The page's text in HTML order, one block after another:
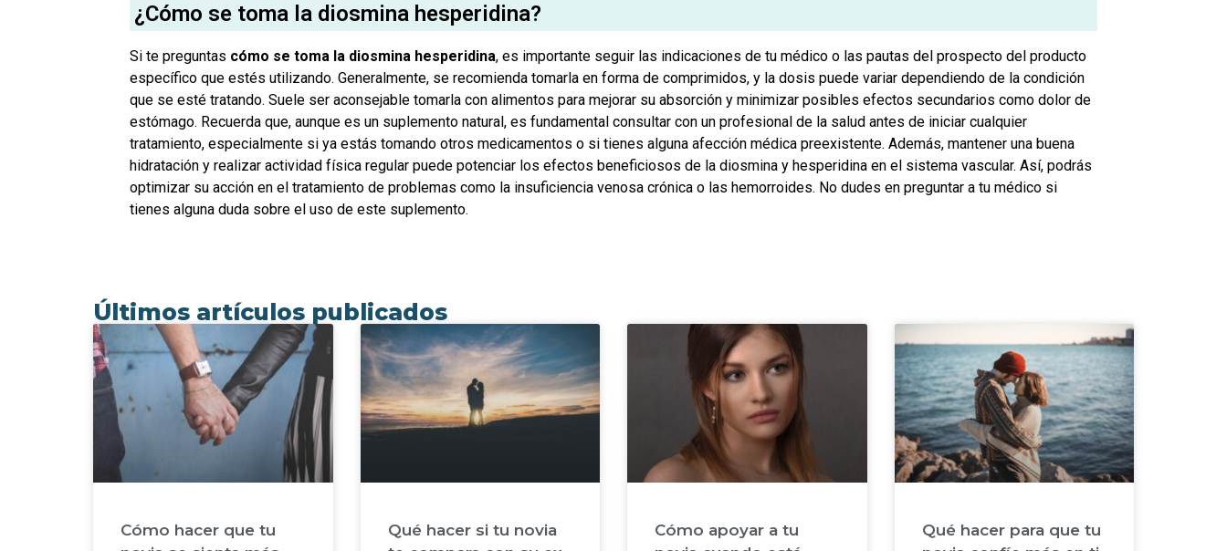
¿Cómo se toma la diosmina hesperidina?
Si te preguntas cómo se toma la diosmina hesperidina, es importante seguir las indicaciones de tu médico o las pautas del prospecto del producto
específico que estés utilizando. Generalmente, se recomienda tomarla en forma de comprimidos, y la dosis puede variar dependiendo de la condición
que se esté tratando. Suele ser aconsejable tomarla con alimentos para mejorar su absorción y minimizar posibles efectos secundarios como dolor de
estómago. Recuerda que, aunque es un suplemento natural, es fundamental consultar con un profesional de la salud antes de iniciar cualquier
tratamiento, especialmente si ya estás tomando otros medicamentos o si tienes alguna afección médica preexistente. Además, mantener una buena
hidratación y realizar actividad física regular puede potenciar los efectos beneficiosos de la diosmina y hesperidina en el sistema vascular. Así, podrás
optimizar su acción en el tratamiento de problemas como la insuficiencia venosa crónica o las hemorroides. No dudes en preguntar a tu médico si
tienes alguna duda sobre el uso de este suplemento.
Últimos artículos publicados
Cómo hacer que tu
Qué hacer si tu novia
Cómo apoyar a tu
Qué hacer para que tu